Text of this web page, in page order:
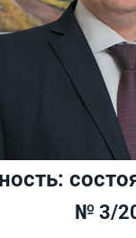
№ 3/